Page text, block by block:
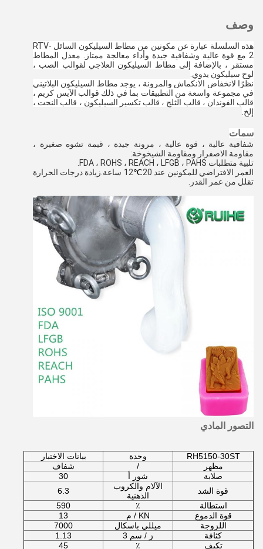
وصف
هذه السلسلة عبارة عن مكونين من مطاط السيليكون السائل RTV-
لوح سيليكون يدوي.
إلخ.
سمات
مقاومة الاصفرار ومقاومة الشيخوخة:
تلبية متطلبات FDA ، ROHS ، REACH ، LFGB ، PAHS.
العمر الافتراضي للمكونين عند 20
℃
تقلل من عمر القدر.
التصور المادي
RH5150-30ST وحدة
بيانات الاختبار
مظهر
/
شفاف
صلابة
شور أ
30
قوة الشد
الآلام والكروب
الذهنية
6.3
استطالة
٪
590
قوة الدموع
KN / م
13
اللزوجة
ميللي باسكال
7000
كثافة
ز / سم 3
1.13
تكيف
٪ 45